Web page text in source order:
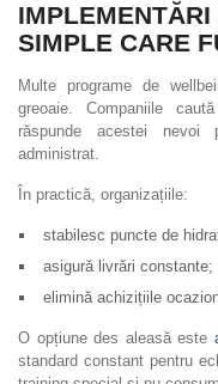
SIMPLE CARE
Multe programe de
greoaie. Companiile
răspunde acestei
administrat.
În practică, organizațiile:
stabilesc puncte de
asigură livrări constante;
elimină achizițiile
O opțiune des aleasă este
standard constant pentru